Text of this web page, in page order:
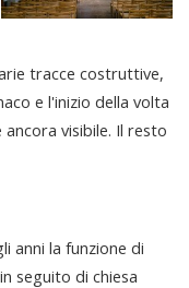
tracce costruttive,
e l'inizio della volta
visibile. Il resto
anni la funzione di
seguito di chiesa